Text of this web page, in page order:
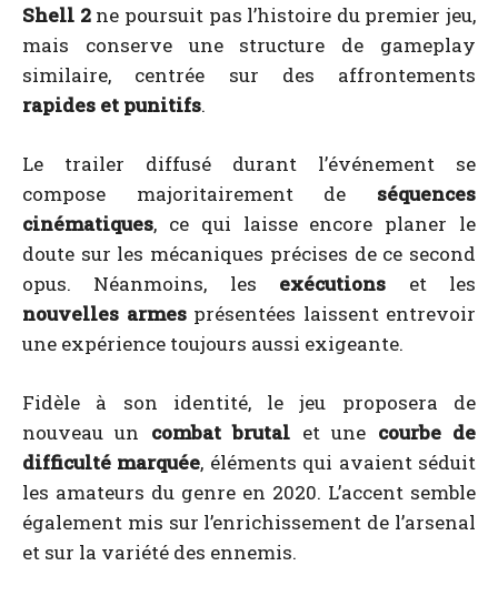
Shell 2ne poursuit pas l’histoire du premier jeu,
mais conserve une structure de gameplay
similaire, centrée sur des affrontements
rapides et punitifs.
Le trailer diffusé durant l’événement se
compose majoritairement de séquences
cinématiques, ce qui laisse encore planer le
doute sur les mécaniques précises de ce second
opus. Néanmoins, les exécutions et les
nouvelles armesprésentées laissent entrevoir
une expérience toujours aussi exigeante.
Fidèle à son identité, le jeu proposera de
nouveau un combat brutal et une courbe de
difficulté marquée, éléments qui avaient séduit
les amateurs du genre en 2020. L’accent semble
également mis sur l’enrichissement de l’arsenal
et sur la variété des ennemis.